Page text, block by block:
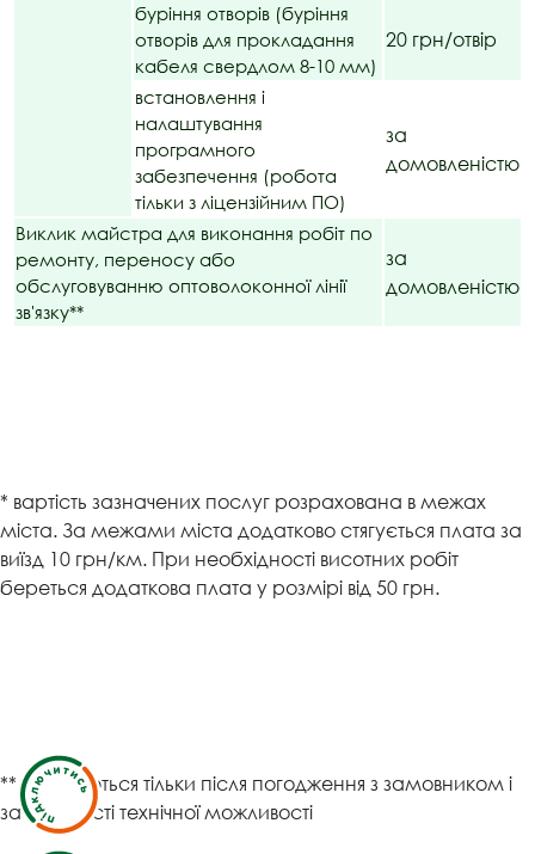
буріння отворів (буріння
отворів для прокладання
кабеля свердлом 8-10 мм)
20 грн/отвір
встановлення і
налаштування
програмного
забезпечення (робота
тільки з ліцензійним ПО)
за
домовленістю
Виклик майстра для виконання робіт по
ремонту, переносу або
обслуговуванню оптоволоконної лінії
зв'язку**
за
домовленістю
* вартість зазначених послуг розрахована в межах
міста. За межами міста додатково стягується плата за
виїзд 10 грн/км. При необхідності висотних робіт
береться додаткова плата у розмірі від 50 грн.
** виконуються тільки після погодження з замовником і
за наявності технічної можливості